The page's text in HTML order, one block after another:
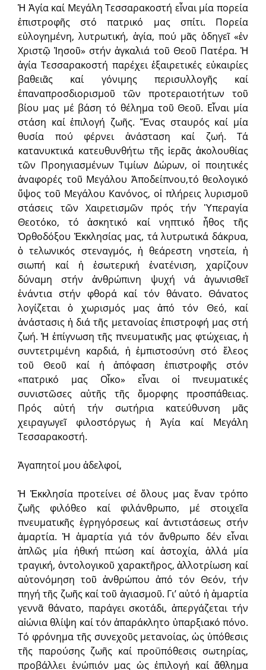
Ἡ Ἁγία καί Μεγάλη Τεσσαρακοστή εἶναι μία πορεία
ἐπιστροφῆς στό πατρικό μας σπίτι. Πορεία
εὐλογημένη, λυτρωτική, ἁγία, πού μᾶς ὁδηγεῖ «ἐν
Χριστῷ Ἰησοῦ» στήν ἀγκαλιά τοῦ Θεοῦ Πατέρα. Ἡ
ἁγία Τεσσαρακοστή παρέχει ἐξαιρετικές εὐκαιρίες
βαθειᾶς καί γόνιμης περισυλλογῆς καί
ἐπαναπροσδιορισμοῦ τῶν προτεραιοτήτων τοῦ
βίου μας μέ βάση τό θέλημα τοῦ Θεοῦ. Εἶναι μία
στάση καί ἐπιλογή ζωῆς. Ἕνας σταυρός καί μία
θυσία πού φέρνει ἀνάσταση καί ζωή. Τά
κατανυκτικά κατευθυνθήτω τῆς ἱερᾶς ἀκολουθίας
τῶν Προηγιασμένων Τιμίων Δώρων, οἱ ποιητικές
ἀναφορές τοῦ Μεγάλου Ἀποδείπνου,τό θεολογικό
ὕψος τοῦ Μεγάλου Κανόνος, οἱ πλήρεις λυρισμοῦ
στάσεις τῶν Χαιρετισμῶν πρός τήν Ὑπεραγία
Θεοτόκο, τό ἀσκητικό καί νηπτικό ἦθος τῆς
Ὀρθοδόξου Ἐκκλησίας μας, τά λυτρωτικά δάκρυα,
ὁ τελωνικός στεναγμός, ἡ θεάρεστη νηστεία, ἡ
σιωπή καί ἡ ἐσωτερική ἐνατένιση, χαρίζουν
δύναμη στήν ἀνθρώπινη ψυχή νά ἀγωνισθεῖ
ἐνάντια στήν φθορά καί τόν θάνατο. Θάνατος
λογίζεται ὁ χωρισμός μας ἀπό τόν Θεό, καί
ἀνάστασις ἡ διά τῆς μετανοίας ἐπιστροφή μας στή
ζωή. Ἡ ἐπίγνωση τῆς πνευματικῆς μας φτώχειας, ἡ
συντετριμένη καρδιά, ἡ ἐμπιστοσύνη στό ἔλεος
τοῦ Θεοῦ καί ἡ ἀπόφαση ἐπιστροφῆς στόν
«πατρικό μας Οἶκο» εἶναι οἱ πνευματικές
συνιστῶσες αὐτῆς τῆς ὄμορφης προσπάθειας.
Πρός αὐτή τήν σωτήρια κατεύθυνση μᾶς
χειραγωγεῖ φιλοστόργως ἡ Ἁγία καί Μεγάλη
Τεσσαρακοστή.
Ἀγαπητοί μου ἀδελφοί,
Ἡ Ἐκκλησία προτείνει σέ ὅλους μας ἕναν τρόπο
ζωῆς φιλόθεο καί φιλάνθρωπο, μέ στοιχεῖα
πνευματικῆς ἐγρηγόρσεως καί ἀντιστάσεως στήν
ἁμαρτία. Ἡ ἁμαρτία γιά τόν ἄνθρωπο δέν εἶναι
ἁπλῶς μία ἠθική πτώση καί ἀστοχία, ἀλλά μία
τραγική, ὀντολογικοῦ χαρακτῆρος, ἀλλοτρίωση καί
αὐτονόμηση τοῦ ἀνθρώπου ἀπό τόν Θεόν, τήν
πηγή τῆς ζωῆς καί τοῦ ἁγιασμοῦ. Γι’ αὐτό ἡ ἁμαρτία
γεννᾶ θάνατο, παράγει σκοτάδι, ἀπεργάζεται τήν
αἰώνια θλίψη καί τόν ἀπαράκλητο ὑπαρξιακό πόνο.
Τό φρόνημα τῆς συνεχοῦς μετανοίας, ὡς ὑπόθεσις
τῆς παρούσης ζωῆς καί προϋπόθεσις σωτηρίας,
προβάλλει ἐνώπιόν μας ὡς ἐπιλογή καί ἄθλημα